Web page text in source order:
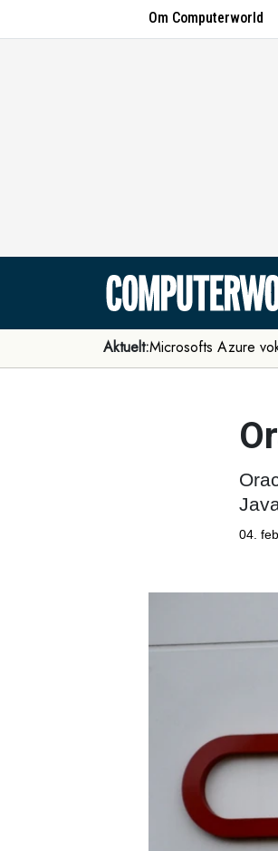
Om Computerworld
Aktuelt:Microsofts Azure
04.